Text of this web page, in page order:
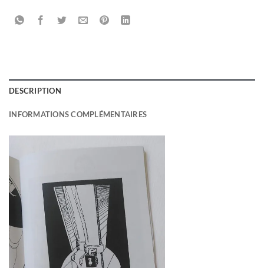
DESCRIPTION
INFORMATIONS COMPLÉMENTAIRES